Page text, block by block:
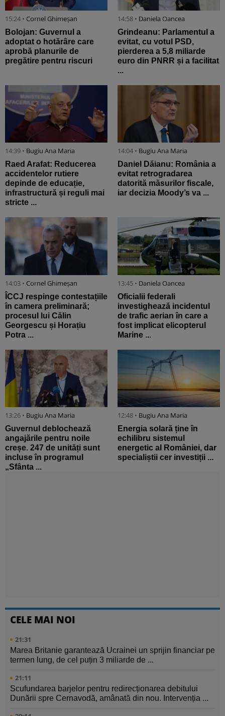
15:24 • Cornel Ghimeșan
Bolojan: Guvernul a
adoptat o hotărâre care
aprobă planurile de
pregătire pentru riscuri
14:58 • Daniela Oancea
Grindeanu: Parlamentul a
evitat, cu votul PSD,
pierderea a 5,8 miliarde
euro din PNRR și a facilitat
...
14:39 • Bugiu ⁠Ana Maria
Raed Arafat: Reducerea
accidentelor rutiere
depinde de educație,
infrastructură și reguli mai
stricte ...
14:04 • Bugiu ⁠Ana Maria
Daniel Dăianu: România a
evitat retrogradarea
datorită măsurilor fiscale,
iar decizia Moody’s va ...
14:03 • Cornel Ghimeșan
ÎCCJ respinge contestațiile
în camera preliminară;
procesul lui Călin
Georgescu și Horațiu
Potra ...
13:45 • Daniela Oancea
Oficialii federali
investighează incidentul
de trafic aerian în care a
fost implicat elicopterul
Marine ...
13:26 • Bugiu ⁠Ana Maria
Guvernul deblochează
angajările pentru noile
creșe. 247 de unități sunt
incluse în programul
„Sfânta ...
12:48 • Bugiu ⁠Ana Maria
Energia solară ține în
echilibru sistemul
energetic al României, dar
specialiștii cer investiții ...
CELE MAI NOI
21:31
Marea Britanie garantează Ucrainei un sprijin financiar pe
termen lung, de cel puțin 3 miliarde de ...
21:11
Scufundarea barjelor pentru redirecționarea debitului
Dunării spre Cernavodă, amânată din nou. Intervenția ...